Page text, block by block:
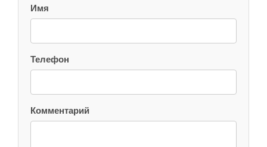
Имя
Телефон
Комментарий